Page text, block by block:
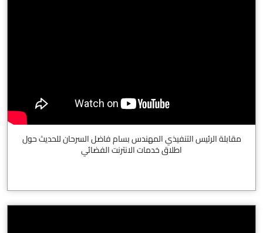
مقابلة الرئيس التنفيذي المهندس بسام فاضل السرحان للحديث حول
اطلاق خدمات الانترنت الفضائي